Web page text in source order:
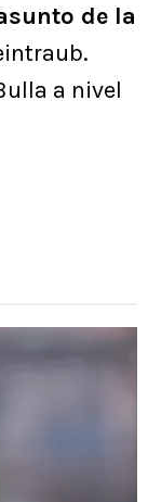
de la
a nivel